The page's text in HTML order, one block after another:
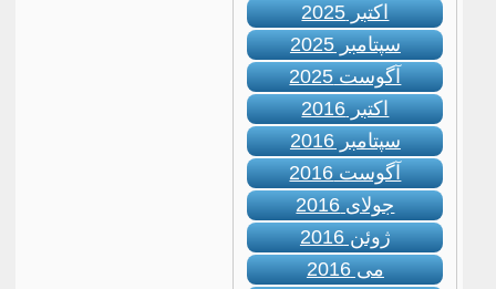
اکتبر 2025
سپتامبر 2025
آگوست 2025
اکتبر 2016
سپتامبر 2016
آگوست 2016
جولای 2016
ژوئن 2016
می 2016